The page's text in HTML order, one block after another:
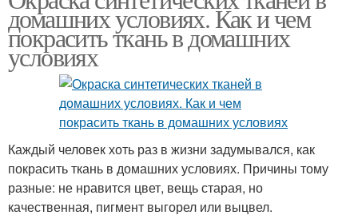
домашних условиях. Как и чем
покрасить ткань в домашних
условиях
Каждый человек хоть раз в жизни задумывался, как
покрасить ткань в домашних условиях. Причины тому
разные: не нравится цвет, вещь старая, но
качественная, пигмент выгорел или выцвел.